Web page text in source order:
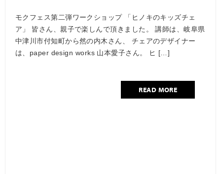
モクフェス第二弾ワークショップ 「ヒノキのキッズチェ
ア」 皆さん、親子で楽しんで頂きました。 講師は、岐阜県
中津川市付知町から然の内木さん、 チェアのデザイナー
は、paper design works 山本愛子さん。 ヒ […]
READ MORE